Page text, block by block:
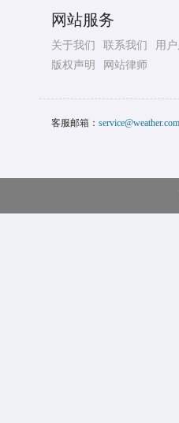
网站服务
关于我们 联系我们
用
版权声明
网站律师
客服邮箱：